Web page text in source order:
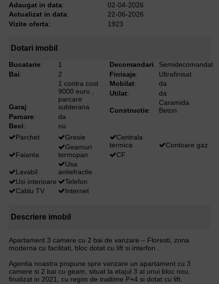
Adaugat in data:
02-04-2026
Actualizat in data:
22-06-2026
Vizite oferta: 1923
Dotari imobil
Bucatarie:
1
Bai: 2
Garaj:
1 contra cost
9000 euro ,
parcare
subterana
Parcare:
da
Beci: nu
Decomandari: Semidecomandat
Finisaje:
Ultrafinisat
Mobilat:
da
Utilat: da
Constructie:
Caramida
Beton
Parchet Gresie
Faianta
Geamuri
termopan
Lavabil
Usa
antiefractie
Usi interioare
Telefon
Cablu TV
Internet
Centrala
termica
Contoare gaz
CF
Descriere imobil
Apartament 3 camere cu 2 bai de vanzare – Floresti, zona
moderna cu facilitati, bloc dotat cu lift si interfon .
Agentia noastra propune spre vanzare un apartament cu 3
camere si 2 bai cu geam, situat la etajul 3 al unui bloc nou,
finalizat in 2021, cu regim de inaltime P+4 si dotat cu lift.